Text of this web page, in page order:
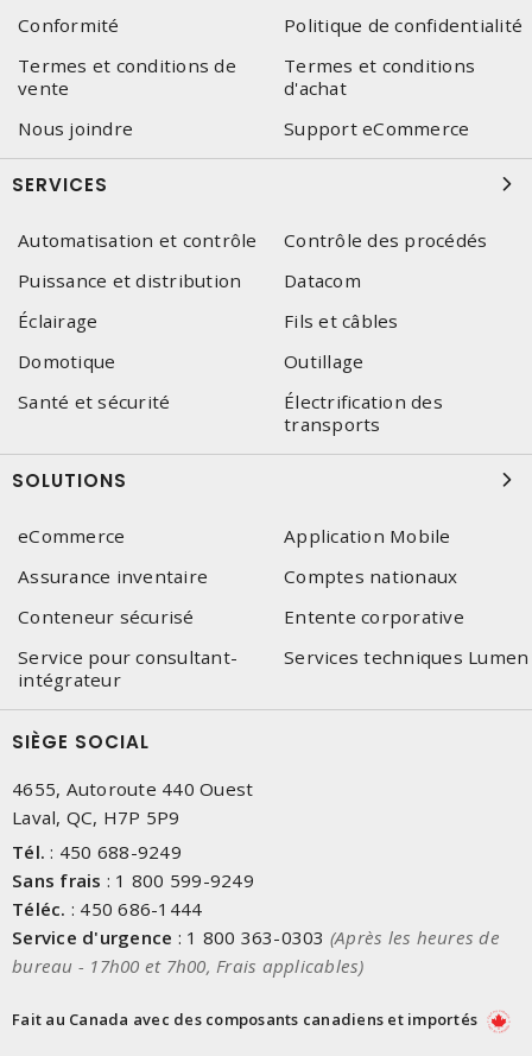
Conformité
Politique de confidentialité
Termes et conditions de
vente
Termes et conditions
d'achat
Nous joindre
Support eCommerce
SERVICES
Automatisation et contrôle
Contrôle des procédés
Puissance et distribution
Datacom
Éclairage
Fils et câbles
Domotique
Outillage
Santé et sécurité
Électrification des
transports
SOLUTIONS
eCommerce
Application Mobile
Assurance inventaire
Comptes nationaux
Conteneur sécurisé
Entente corporative
Service pour consultant-
intégrateur
Services techniques Lumen
SIÈGE SOCIAL
4655, Autoroute 440 Ouest
Laval, QC, H7P 5P9
Tél. : 450 688-9249
Sans frais : 1 800 599-9249
Téléc. : 450 686-1444
Service d'urgence : 1 800 363-0303 (Après les heures de
bureau - 17h00 et 7h00, Frais applicables)
Fait au Canada avec des composants canadiens et importés